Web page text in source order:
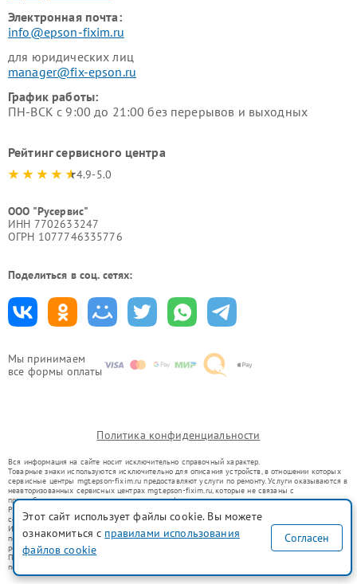
Мы принимаем
все формы оплаты
Электронная почта:
info@epson-fixim.ru
для юридических лиц
manager@fix-epson.ru
График работы:
ПН-ВСК с 9:00 до 21:00 без перерывов и выходных
Рейтинг сервисного центра
4.9-5.0
ООО "Русервис"
ИНН 7702633247
ОГРН 1077746335776
Поделиться в соц. сетях:
Политика конфиденциальности
Вся информация на сайте носит исключительно справочный характер.
Товарные знаки используются исключительно для описания устройств, в отношении которых
сервисные центры mgt.epson-fixim.ru предоставляют услуги по ремонту. Услуги оказываются в
неавторизованных сервисных центрах mgt.epson-fixim.ru, которые не связаны с
правообладателями товарных знаков или их официальными представителями.
Ремонт осуществляется для устройств, уже введенных в гражданский оборот в соответствии
со статьей 1487 ГК РФ.
Использование товарных знаков не преследует цели индивидуализации услуг или введения
потребителей в заблуждение, а служит для информирования о предоставляемых услугах по
ремонту техники указанных брендов.
Представленная на сайте информация не является публичной офертой, определяемой
положениями Статьи 437(2) Гражданского кодекса РФ
Этот сайт использует файлы cookie. Вы можете
ознакомиться с правилами использования
файлов cookie
Согласен